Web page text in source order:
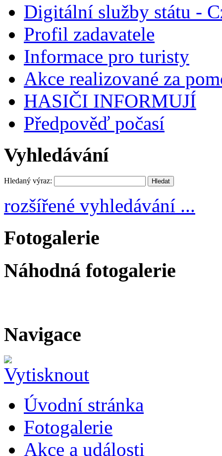
Digitální služby státu -
Profil zadavatele
Informace pro turisty
Akce realizované za
HASIČI INFORMUJÍ
Předpověď počasí
Vyhledávání
Hledaný výraz:
rozšířené vyhledávání ...
Fotogalerie
Náhodná fotogalerie
Navigace
Úvodní stránka
Fotogalerie
Akce a události